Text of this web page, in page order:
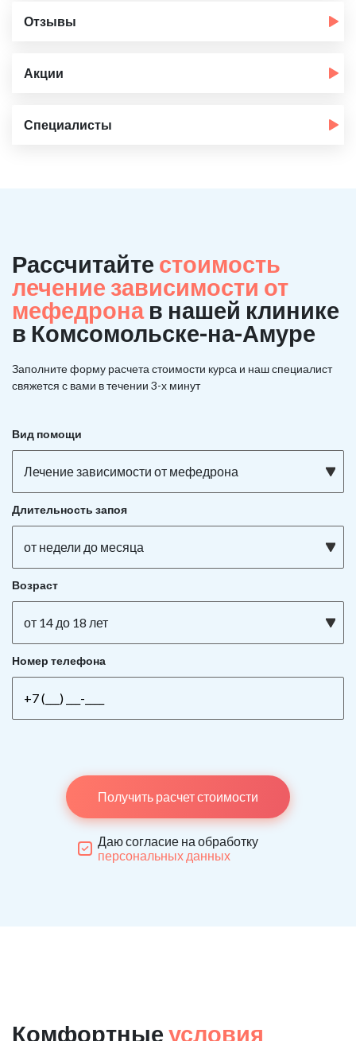
Отзывы
Акции
Специалисты
Рассчитайте стоимость
лечение зависимости от
мефедрона в нашей клинике
в Комсомольске-на-Амуре
Заполните форму расчета стоимости курса и наш специалист
свяжется с вами в течении 3-х минут
Вид помощи
Лечение зависимости от мефедрона
Длительность запоя
от недели до месяца
Возраст
от 14 до 18 лет
Номер телефона
Получить расчет стоимости
Даю согласие на обработку
персональных данных
Комфортные условия